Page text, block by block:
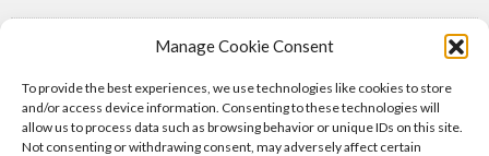
Manage Cookie Consent
To provide the best experiences, we use technologies like cookies to store
and/or access device information. Consenting to these technologies will
allow us to process data such as browsing behavior or unique IDs on this site.
Not consenting or withdrawing consent, may adversely affect certain
Lit.Link